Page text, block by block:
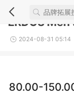
ERDOS
2024-08-31 05:14
80.00-